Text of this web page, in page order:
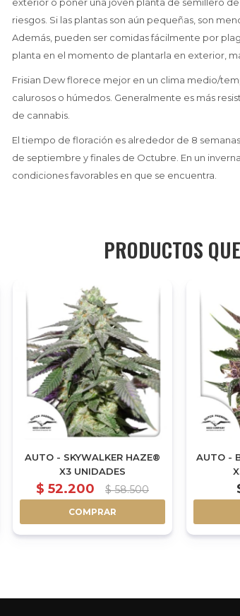
riesgos. Si las plantas son aún pequeñas, son
Además, pueden ser comidas fácilmente por
planta en el momento de plantarla en exterior,
Frisian Dew florece mejor en un clima medio/
calurosos o húmedos. Generalmente es más
de cannabis.
El tiempo de floración es alrededor de 8
de septiembre y finales de Octubre. En un
condiciones favorables en que se encuentra.
PRODUCTOS
AUTO - SKYWALKER HAZE®
X3 UNIDADES
$ 52.200 $ 58.500
COMPRAR
AUTO -